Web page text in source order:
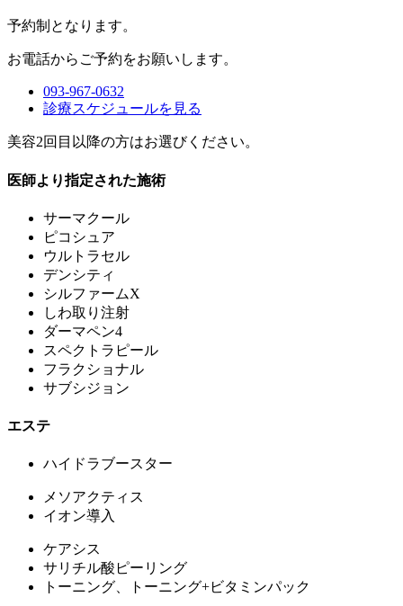
予約制 となります。
お電話からご予約をお願いします。
093-967-0632
診療スケジュールを見る
美容2回目以降の方はお選びください。
医師より指定された施術
サーマクール
ピコシュア
ウルトラセル
デンシティ
シルファームX
しわ取り注射
ダーマペン4
スペクトラピール
フラクショナル
サブシジョン
エステ
ハイドラブースター
メソアクティス
イオン導入
ケアシス
サリチル酸ピーリング
トーニング、トーニング+ビタミンパック